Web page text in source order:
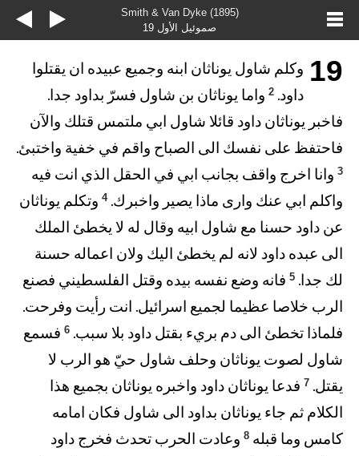
Smith & Van Dyke (1895)
صموئيل الأول 19
19 وكلم شاول يوناثان ابنه وجميع عبيده ان يقتلوا
داود. 2 واما يوناثان بن شاول فسرّ بداود جدا.
فاخبر يوناثان داود قائلا شاول ابي ملتمس قتلك والآن
فاحتفظ على نفسك الى الصباح واقم في خفية واختبئ.
3 وانا اخرج واقف بجانب ابي في الحقل الذي انت فيه
واكلم ابي عنك وارى ماذا يصير واخبرك. 4 وتكلم يوناثان
عن داود حسنا مع شاول ابيه وقال له لا يخطئ الملك
الى عبده داود لانه لم يخطئ اليك ولان اعماله حسنة
لك جدا. 5 فانه وضع نفسه بيده وقتل الفلسطيني فصنع
الرب خلاصا عظيما لجميع اسرائيل. انت رأيت وفرحت.
فلماذا تخطئ الى دم بريء بقتل داود بلا سبب. 6 فسمع
شاول لصوت يوناثان وحلف شاول حيّ هو الرب لا
يقتل. 7 فدعا يوناثان داود واخبره يوناثان بجميع هذا
الكلام ثم جاء يوناثان بداود الى شاول فكان امامه
كامس وما قبله 8 وعادت الحرب تحدث فخرج داود